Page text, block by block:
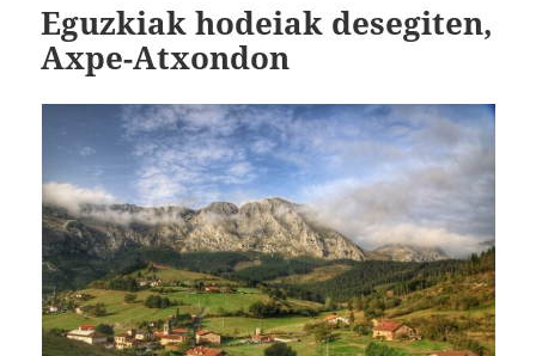
Eguzkiak hodeiak desegiten,
Axpe-Atxondon